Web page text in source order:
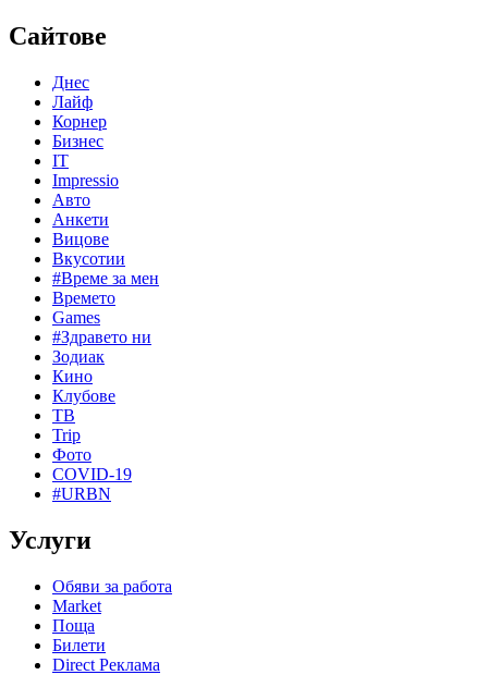
Сайтове
Днес
Лайф
Корнер
Бизнес
IT
Impressio
Авто
Анкети
Вицове
Вкусотии
#Време за мен
Времето
Games
#Здравето ни
Зодиак
Кино
Клубове
ТВ
Trip
Фото
COVID-19
#URBN
Услуги
Обяви за работа
Market
Поща
Билети
Direct Реклама